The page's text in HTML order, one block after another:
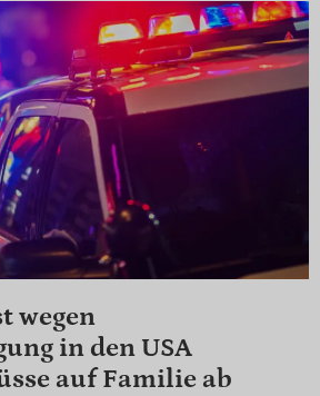
wegen
in den USA
auf Familie ab